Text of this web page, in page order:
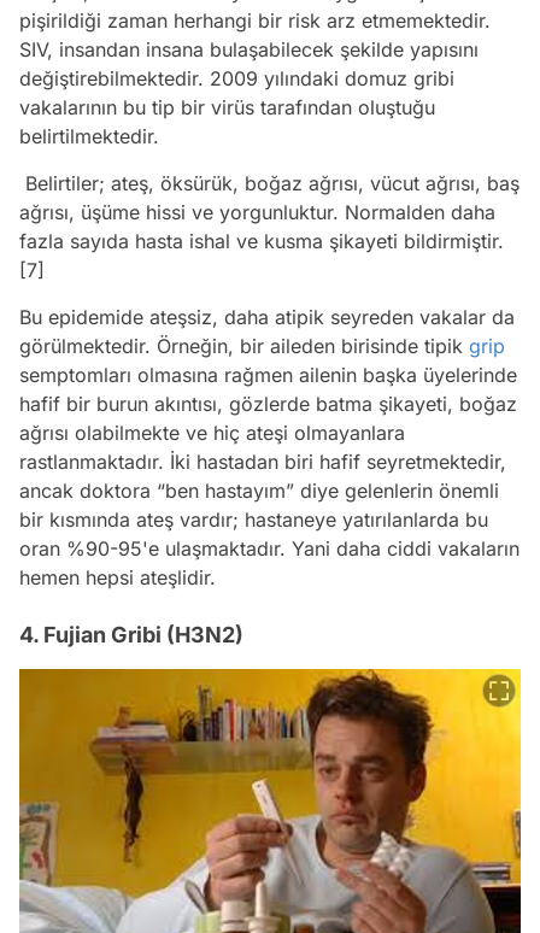
pişirildiği zaman herhangi bir risk arz etmemektedir.
SIV, insandan insana bulaşabilecek şekilde yapısını
değiştirebilmektedir. 2009 yılındaki domuz gribi
vakalarının bu tip bir virüs tarafından oluştuğu
belirtilmektedir.
Belirtiler; ateş, öksürük, boğaz ağrısı, vücut ağrısı, baş
ağrısı, üşüme hissi ve yorgunluktur. Normalden daha
fazla sayıda hasta ishal ve kusma şikayeti bildirmiştir.
[7]
Bu epidemide ateşsiz, daha atipik seyreden vakalar da
görülmektedir. Örneğin, bir aileden birisinde tipik grip
semptomları olmasına rağmen ailenin başka üyelerinde
hafif bir burun akıntısı, gözlerde batma şikayeti, boğaz
ağrısı olabilmekte ve hiç ateşi olmayanlara
rastlanmaktadır. İki hastadan biri hafif seyretmektedir,
ancak doktora “ben hastayım” diye gelenlerin önemli
bir kısmında ateş vardır; hastaneye yatırılanlarda bu
oran %90-95'e ulaşmaktadır. Yani daha ciddi vakaların
hemen hepsi ateşlidir.
4. Fujian Gribi (H3N2)